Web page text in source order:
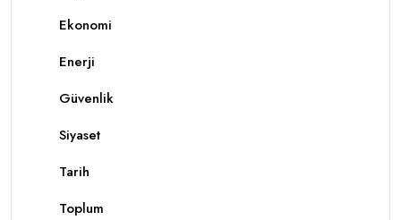
Ekonomi
Enerji
Güvenlik
Siyaset
Tarih
Toplum